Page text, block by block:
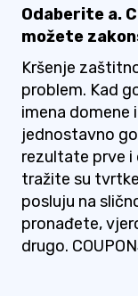
Odaberite a.
možete
Kršenje
problem. Kad
imena domene
jednostavno
rezultate prve i
tražite su
posluju na
pronađete,
drugo.